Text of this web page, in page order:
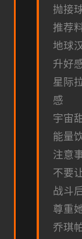
抛接
推荐
地球
升好
星际
感
宇宙
能量
注意
不要
战斗
尊重
乔琪